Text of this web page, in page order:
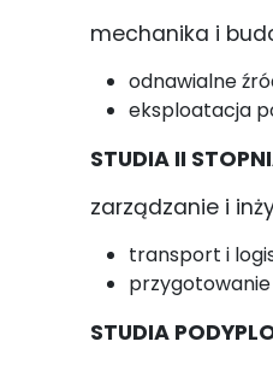
mechanika i
odnawialne
eksploatacja
STUDIA II
zarządzanie i
transport i
STUDIA